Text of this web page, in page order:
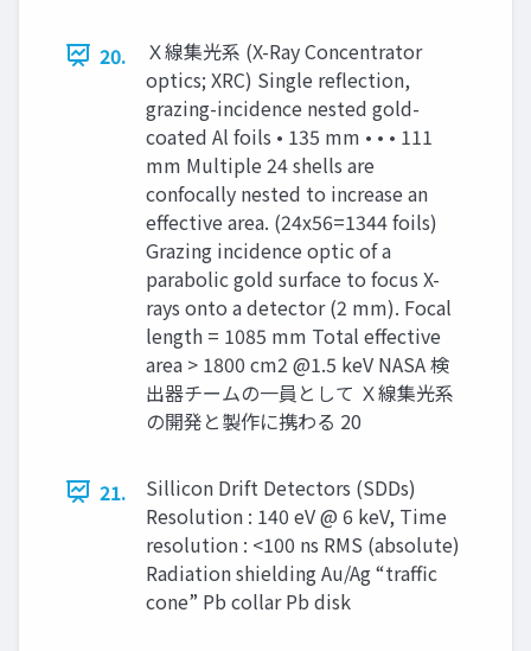
20.
Ｘ線集光系 (X-Ray Concentrator
optics; XRC) Single reflection,
grazing-incidence nested gold-
coated Al foils • 135 mm • • • 111
mm Multiple 24 shells are
confocally nested to increase an
effective area. (24x56=1344 foils)
Grazing incidence optic of a
parabolic gold surface to focus X-
rays onto a detector (2 mm). Focal
length = 1085 mm Total effective
area > 1800 cm2 @1.5 keV NASA 検
出器チームの一員として Ｘ線集光系
の開発と製作に携わる 20
21.
Sillicon Drift Detectors (SDDs)
Resolution : 140 eV @ 6 keV, Time
resolution : <100 ns RMS (absolute)
Radiation shielding Au/Ag “traffic
cone” Pb collar Pb disk